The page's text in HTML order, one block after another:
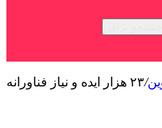
/
۲۳ هزار ایده و نیاز فناورانه